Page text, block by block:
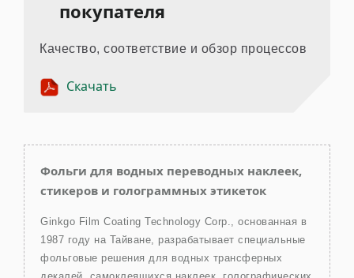
покупателя
Качество, соответствие и обзор процессов
Скачать
Фольги для водных переводных наклеек,
стикеров и голограммных этикеток
Ginkgo Film Coating Technology Corp., основанная в
1987 году на Тайване, разрабатывает специальные
фольговые решения для водных трансферных